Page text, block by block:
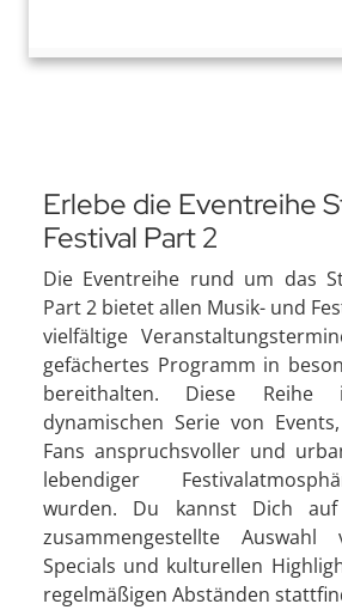
Erlebe die Eventreihe
Festival Part 2
Die Eventreihe rund um das
Part 2 bietet allen Musik- und
vielfältige
gefächertes Programm in
bereithalten. Diese
dynamischen Serie von
Fans anspruchsvoller und
lebendiger
wurden. Du kannst Dich
zusammengestellte Auswahl
Specials und kulturellen
regelmäßigen Abständen